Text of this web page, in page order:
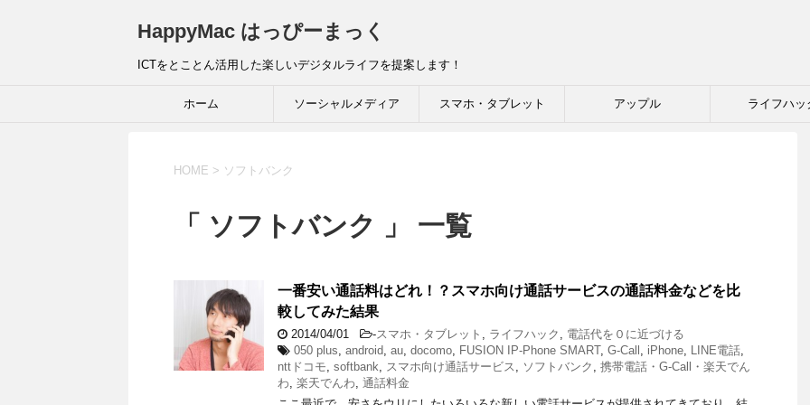
HappyMac はっぴーまっく
ICTをとことん活用した楽しいデジタルライフを提案します！
ホーム ソーシャルメディア スマホ・タブレット アップル ライフハッ
HOME > ソフトバンク
「 ソフトバンク 」 一覧
一番安い通話料はどれ！？スマホ向け通話サービスの通話料金などを比
較してみた結果
2014/04/01 -スマホ・タブレット , ライフハック , 電話代を０に近づける
050 plus, android, au, docomo, FUSION IP-Phone SMART, G-Call , iPhone, LINE電話,
nttドコモ, softbank, スマホ向け通話サービス , ソフトバンク , 携帯電話・G-Call・楽天でん
わ, 楽天でんわ, 通話料金